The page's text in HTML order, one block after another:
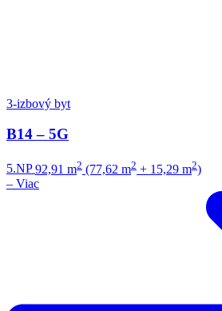
3-izbový byt
B14 – 5G
5.NP 92,91 m2 (77,62 m2 + 15,29 m2)
– Viac